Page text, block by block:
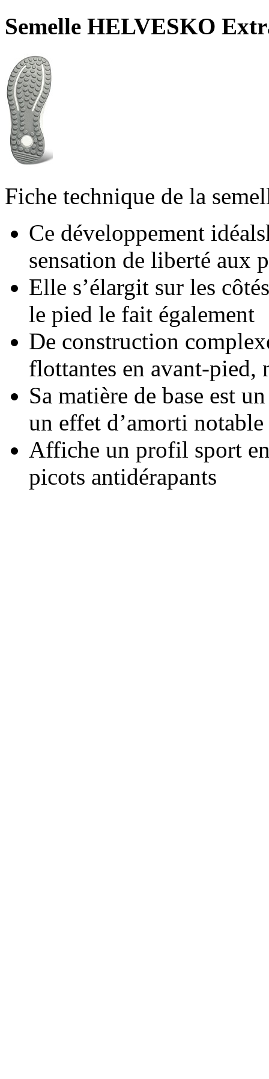
Semelle HELVESKO
Fiche technique de la
Ce développement
sensation de liberté aux
Elle s’élargit sur les
le pied le fait également
De construction
flottantes en avant-pied,
Sa matière de base est
un effet d’amorti notable
Affiche un profil sport
picots antidérapants